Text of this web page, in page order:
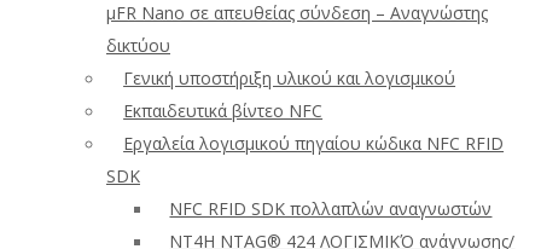
μFR Nano σε απευθείας σύνδεση – Αναγνώστης
δικτύου
Γενική υποστήριξη υλικού και λογισμικού
Εκπαιδευτικά βίντεο NFC
Εργαλεία λογισμικού πηγαίου κώδικα NFC RFID
SDK
NFC RFID SDK πολλαπλών αναγνωστών
NT4H NTAG® 424 ΛΟΓΙΣΜΙΚΌ ανάγνωσης/